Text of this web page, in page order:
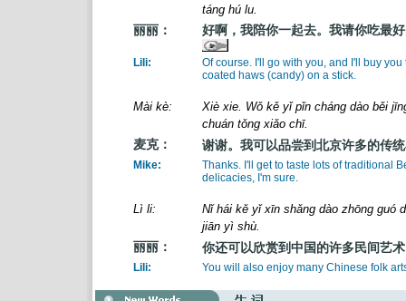
táng hú lu.
丽丽：
好啊，我陪你一起去。我请你吃最
Lili:
Of course. I'll go with you, and I'll buy
coated haws (candy) on a stick.
Mài kè:
Xiè xie. Wǒ kě yǐ pǐn cháng dào běi
chuán tǒng xiǎo chī.
麦克：
谢谢。我可以品尝到北京许多的传
Mike:
Thanks. I'll get to taste lots of traditional
delicacies, I'm sure.
Lì li:
Nǐ hái kě yǐ xīn shǎng dào zhōng guó
jiān yì shù.
丽丽：
你还可以欣赏到中国的许多民间艺
Lili: You will also enjoy many Chinese folk